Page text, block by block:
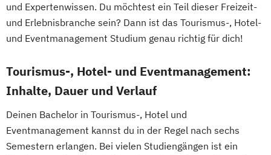
und Expertenwissen. Du möchtest ein Teil dieser Freizeit-
und Erlebnisbranche sein? Dann ist das Tourismus-, Hotel-
und Eventmanagement Studium genau richtig für dich!
Tourismus-, Hotel- und Eventmanagement:
Inhalte, Dauer und Verlauf
Deinen Bachelor in Tourismus-, Hotel und
Eventmanagement kannst du in der Regel nach sechs
Semestern erlangen. Bei vielen Studiengängen ist ein